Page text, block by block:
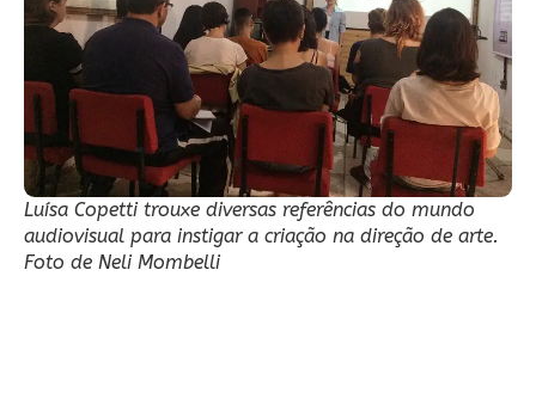
Luísa Copetti trouxe diversas referências do mundo
audiovisual para instigar a criação na direção de arte.
Foto de Neli Mombelli